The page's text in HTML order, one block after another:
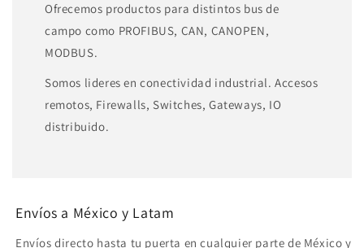
Ofrecemos productos para distintos bus de
campo como PROFIBUS, CAN, CANOPEN,
MODBUS.
Somos lideres en conectividad industrial. Accesos
remotos, Firewalls, Switches, Gateways, IO
distribuido.
Envíos a México y Latam
Envíos directo hasta tu puerta en cualquier parte de México y